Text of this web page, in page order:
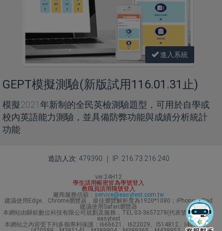
進入系統
GEPT模擬測驗(新版試用116.01.31止)
模擬2021年新制的全民英檢測驗題型，可用於自學或
校內英語能力測驗，並具備防弊功能與成績分析統計
功能
造訪人次: 479390 ｜ IP: 216.73.216.240
ver.24H12
學生請用帳密皆為學號登入
教職員請用職號登入
廠商服務信箱： service@easytest.com.tw
建議使用Edge、Chrome瀏覽器，最佳瀏覽解析度為1920*1080；iPhone、iPad
建議使用Safari瀏覽器
本網站由驊鉅數位科技有限公司規劃及服務，TEL:03-3657278(代表號) Line ID：
easytest
本網站之內容受下列多個專利保護：I666621、I622029、I514812、I401631、